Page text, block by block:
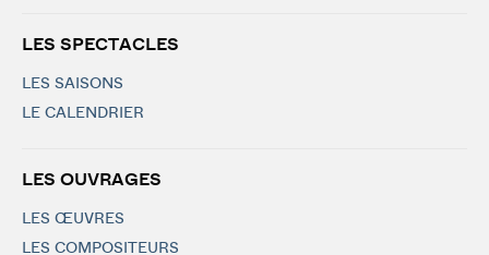
LES SPECTACLES
LES SAISONS
LE CALENDRIER
LES OUVRAGES
LES ŒUVRES
LES COMPOSITEURS